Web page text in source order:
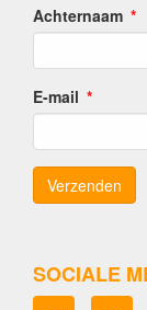
Achternaam
E-mail
SOCIALE